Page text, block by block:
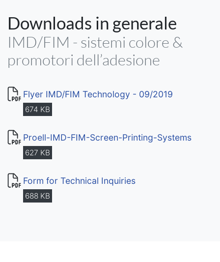
Downloads in generale
IMD/FIM - sistemi colore &
promotori dell’adesione
Flyer IMD/FIM Technology - 09/2019
674 KB
Proell-IMD-FIM-Screen-Printing-Systems
627 KB
Form for Technical Inquiries
688 KB